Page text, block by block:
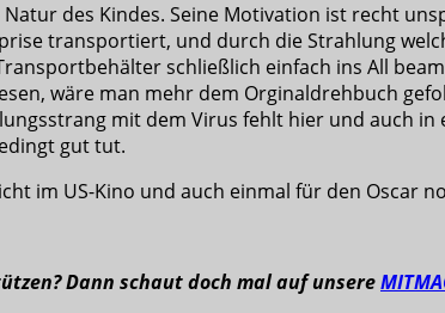
des Kindes. Seine Motivation ist recht
transportiert, und durch die Strahlung
schließlich einfach ins All
wäre man mehr dem Orginaldrehbuch
mit dem Virus fehlt hier und auch
gut tut.
im US-Kino und auch einmal für den Oscar
Dann schaut doch mal auf unsere